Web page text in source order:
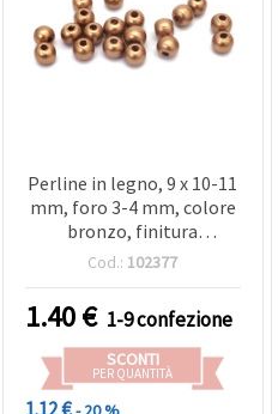
Perline in legno, 9 x 10-11
mm, foro 3-4 mm, colore
bronzo, finitura
verniciata, 50 g (ca. 150
Cod.: 102377
1.40€ 1-9 confezione
SCONTI
PER QUANTITÀ